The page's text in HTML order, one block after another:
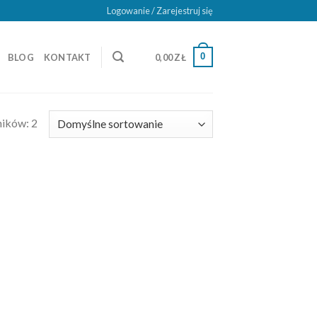
Logowanie / Zarejestruj się
BLOG KONTAKT 0,00ZŁ 0
2